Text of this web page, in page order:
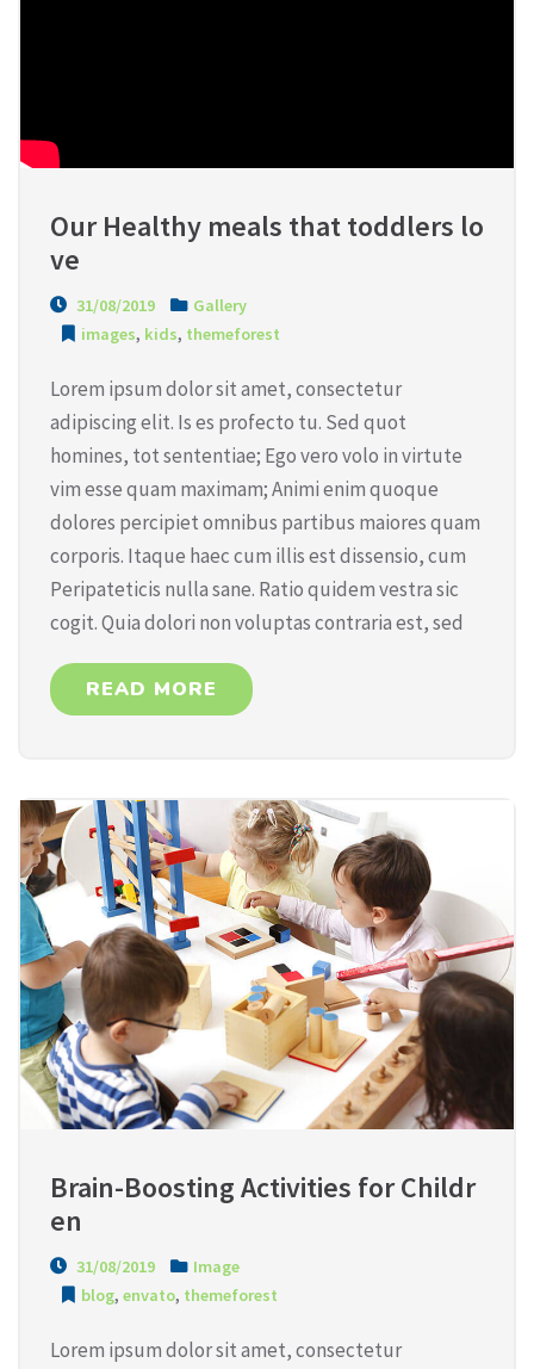
Our Healthy meals that toddlers lo
ve
31/08/2019
Gallery
images, kids, themeforest
Lorem ipsum dolor sit amet, consectetur
adipiscing elit. Is es profecto tu. Sed quot
homines, tot sententiae; Ego vero volo in virtute
vim esse quam maximam; Animi enim quoque
dolores percipiet omnibus partibus maiores quam
corporis. Itaque haec cum illis est dissensio, cum
Peripateticis nulla sane. Ratio quidem vestra sic
cogit. Quia dolori non voluptas contraria est, sed
READ MORE
Brain-Boosting Activities for Childr
en
31/08/2019
Image
blog, envato, themeforest
Lorem ipsum dolor sit amet, consectetur